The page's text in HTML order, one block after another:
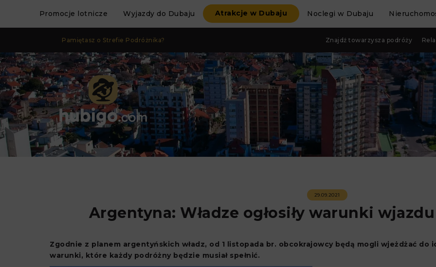
Promocje lotnicze Wyjazdy do Dubaju Atrakcje w Dubaju Noclegi w Dubaju
Pamiętasz o Strefie Podróżnika? Znajdź towarzysza podróży
29.09.2021
Argentyna: Władze ogłosiły warunki
Zgodnie z planem argentyńskich władz, od 1 listopada br. obcokrajowcy będą mogli wjeżdżać do
warunki, które każdy podróżny będzie musiał spełnić.